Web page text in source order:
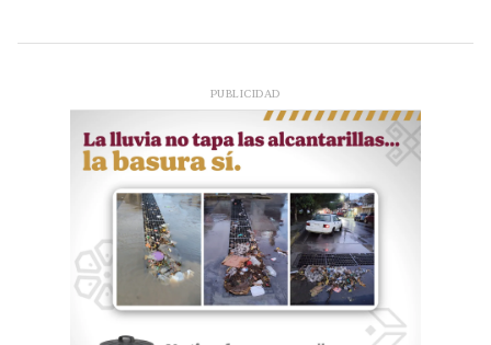
PUBLICIDAD